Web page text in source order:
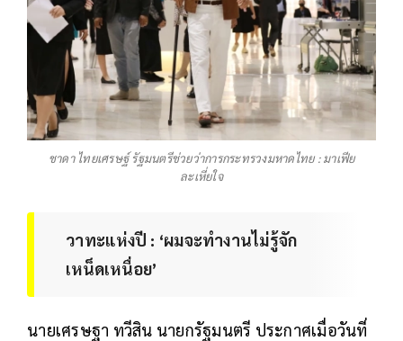
ชาดา ไทย​เศรษฐ์​ รัฐมนตรี​ช่วยว่าการ​กระทรวง​มหาดไทย​ : มาเฟีย
ละเหี่ยใจ​
วาทะแห่งปี : ‘ผมจะทำงานไม่รู้จัก
เหน็ดเหนื่อย​’
นายเศรษฐา ทวีสิน นายกรัฐมนตรี ประกาศเมื่อวันที่